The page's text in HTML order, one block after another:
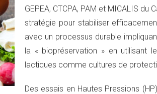
GEPEA, CTCPA, PAM et MICALIS
stratégie pour stabiliser
avec un processus durable
la « biopréservation » en utilisant
lactiques comme cultures de
Des essais en Hautes Pressions